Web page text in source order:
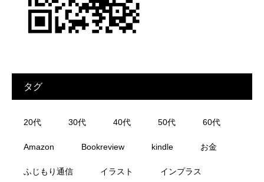
タグ
20代 30代 40代 50代 60代
Amazon Bookreview kindle お金
ふじもり通信 イラスト インプラス